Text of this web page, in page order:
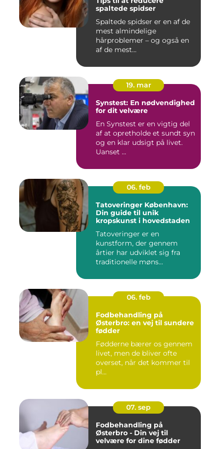
spaltede spidser
Spaltede spidser er en af de
mest almindelige
hårproblemer – og også en
af de mest...
19. mar
Synstest: En nødvendighed
for dit velvære
En Synstest er en vigtig del
af at opretholde et sundt syn
og en klar udsigt på livet.
Uanset ...
06. feb
Tatoveringer København:
Din guide til unik
kropskunst i hovedstaden
Tatoveringer er en
kunstform, der gennem
årtier har udviklet sig fra
traditionelle møns...
06. feb
Fodbehandling på
Østerbro: en vej til sundere
fødder
Fødderne bærer os gennem
livet, men de bliver ofte
overset, når det kommer til
pl...
07. sep
Fodbehandling på
Østerbro - Din vej til
velvære for dine fødder